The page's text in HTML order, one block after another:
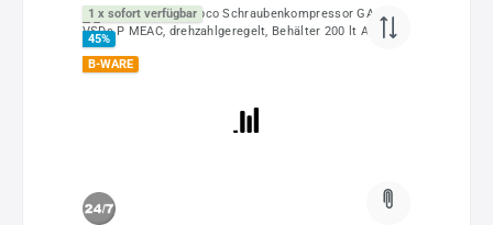
1 x sofort verfügbar
45%
B-WARE